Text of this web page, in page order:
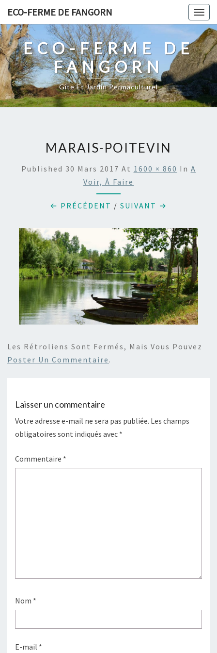
content
ECO-FERME DE FANGORN
ECO-FERME DE
FANGORN
Gîte Et Jardin Permaculturel
MARAIS-POITEVIN
Published 30 Mars 2017 At 1600 × 860 In A
Voir, À Faire
← PRÉCÉDENT / SUIVANT →
Les Rétroliens Sont Fermés, Mais Vous Pouvez
Poster Un Commentaire .
Laisser un commentaire
Votre adresse e-mail ne sera pas publiée. Les champs
obligatoires sont indiqués avec *
Commentaire *
Nom *
E-mail *